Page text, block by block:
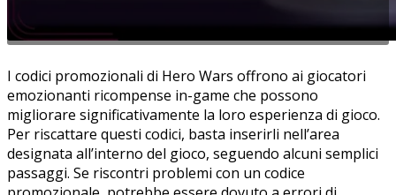
I codici promozionali di Hero Wars offrono ai giocatori
emozionanti ricompense in-game che possono
migliorare significativamente la loro esperienza di gioco.
Per riscattare questi codici, basta inserirli nell’area
designata all’interno del gioco, seguendo alcuni semplici
passaggi. Se riscontri problemi con un codice